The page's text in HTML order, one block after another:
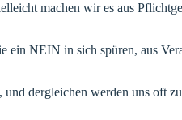
machen wir es aus
ein NEIN in sich spüren, aus
dergleichen werden uns oft